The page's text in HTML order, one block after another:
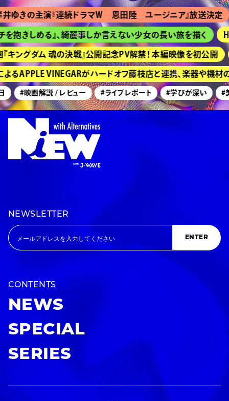
ゆきの主演『連続ドラマＷ 恩田陸 ユージニア』放送決定
抱きしめる』、綺麗事しか言えない少女の長い旅を描く
ングダム 魂の決戦』公開記念PV解禁！ 本編映像を初公開
るAPPLE VINEGARがハードオフ藤枝店と連携、楽器や機材
#映画解説 / レビュー #ライブレポート #学びが深い #美
NEWSLETTER
ENTER
CONTENTS
NEWS
SPECIAL
SERIES